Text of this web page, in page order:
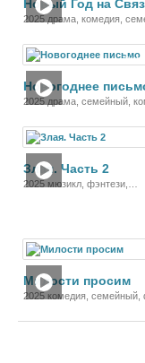
Новый Год на
2025 драма, комедия,
Новогоднее
2025 драма, семейный,
Злая. Часть 2
2025 мюзикл, фэнтези,
Милости просим
2025 комедия, семейный,